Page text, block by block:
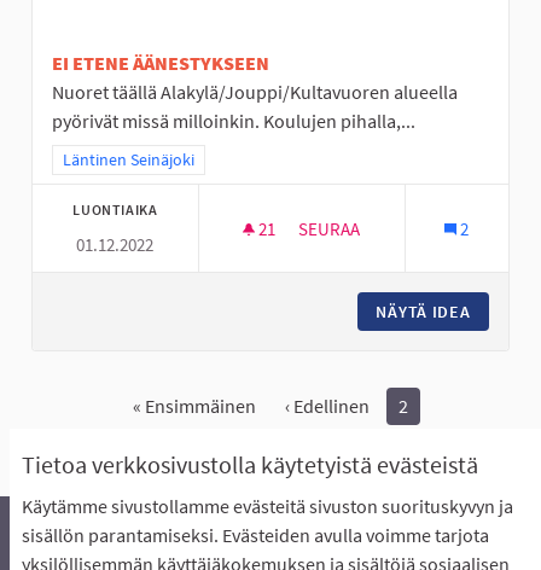
Tietoa verkkosivustolla käytetyistä evästeistä
Käytämme sivustollamme evästeitä sivuston suorituskyvyn ja
sisällön parantamiseksi. Evästeiden avulla voimme tarjota
yksilöllisemmän käyttäjäkokemuksen ja sisältöjä sosiaalisen
EI ETENE ÄÄNESTYKSEEN
Nuoret täällä Alakylä/Jouppi/Kultavuoren alueella
pyörivät missä milloinkin. Koulujen pihalla,...
Rajaa tulokset teeman mukaan: Läntinen Seinäjoki
Läntinen Seinäjoki
LUONTIAIKA
01.12.2022
21 21 SEURAAJAA
SEURAA 2
NÄYTÄ IDEA
« Ensimmäinen ‹ Edellinen 2
Näytä kaikki peruutetut ideat